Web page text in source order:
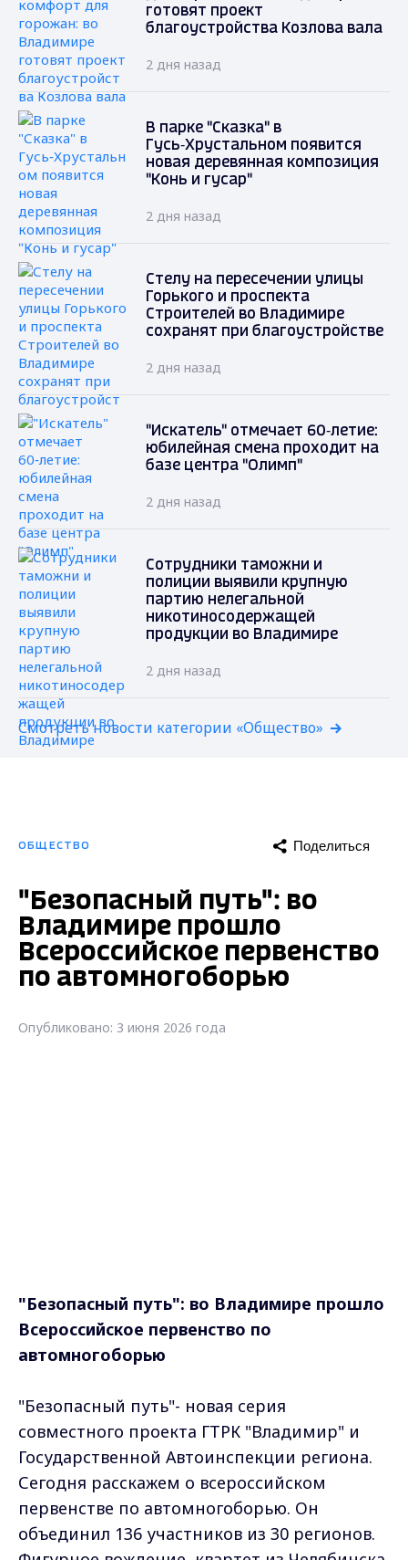
готовят проект
благоустройства Козлова вала
2 дня назад
В парке "Сказка" в
Гусь‑Хрустальном появится
новая деревянная композиция
"Конь и гусар"
2 дня назад
Стелу на пересечении улицы
Горького и проспекта
Строителей во Владимире
сохранят при благоустройстве
2 дня назад
"Искатель" отмечает 60‑летие:
юбилейная смена проходит на
базе центра "Олимп"
2 дня назад
Сотрудники таможни и
полиции выявили крупную
партию нелегальной
никотиносодержащей
продукции во Владимире
2 дня назад
Смотреть новости категории «Общество»
ОБЩЕСТВО Поделиться
"Безопасный путь": во
Владимире прошло
Всероссийское первенство
по автомногоборью
Опубликовано: 3 июня 2026 года
"Безопасный путь": во Владимире прошло
Всероссийское первенство по
автомногоборью
"Безопасный путь"- новая серия
совместного проекта ГТРК "Владимир" и
Государственной Автоинспекции региона.
Сегодня расскажем о всероссийском
первенстве по автомногоборью. Он
объединил 136 участников из 30 регионов.